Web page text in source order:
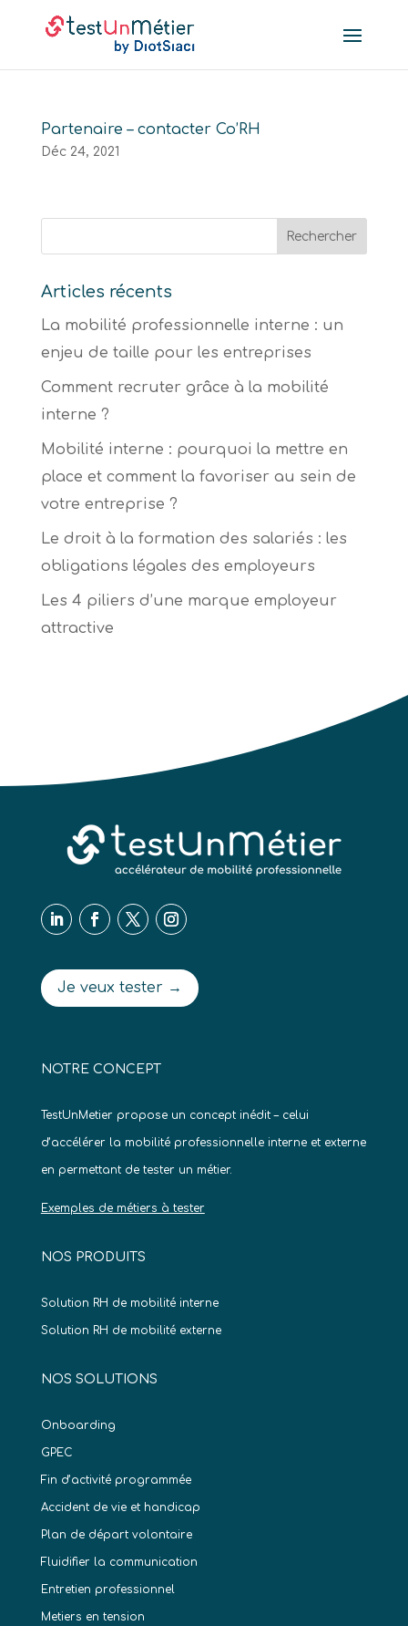
Partenaire – contacter Co’RH
Déc 24, 2021
Articles récents
La mobilité professionnelle interne : un
enjeu de taille pour les entreprises
Comment recruter grâce à la mobilité
interne ?
Mobilité interne : pourquoi la mettre en
place et comment la favoriser au sein de
votre entreprise ?
Le droit à la formation des salariés : les
obligations légales des employeurs
Les 4 piliers d’une marque employeur
attractive
Je veux tester →
NOTRE CONCEPT
TestUnMetier propose un concept inédit – celui
d’accélérer la mobilité professionnelle interne et externe
en permettant de tester un métier.
Exemples de métiers à tester
NOS PRODUITS
Solution RH de mobilité interne
Solution RH de mobilité externe
NOS SOLUTIONS
Onboarding
GPEC
Fin d’activité programmée
Accident de vie et handicap
Plan de départ volontaire
Fluidifier la communication
Entretien professionnel
Metiers en tension